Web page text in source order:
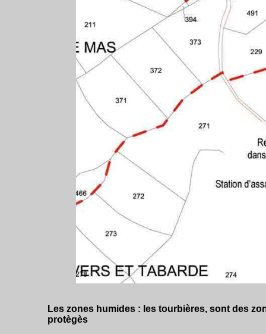
Les zones humides : les tourbières, sont des
protègès